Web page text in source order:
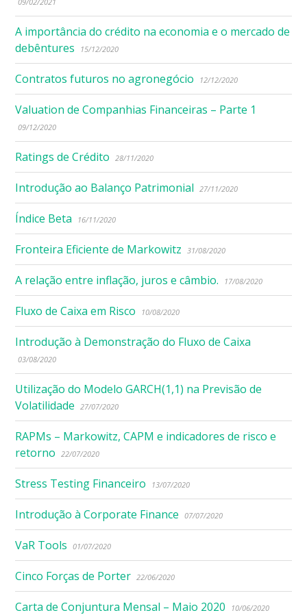
A importância do crédito na economia e o mercado de
debêntures
15/12/2020
Contratos futuros no agronegócio 12/12/2020
Valuation de Companhias Financeiras – Parte 1
09/12/2020
Ratings de Crédito 28/11/2020
Introdução ao Balanço Patrimonial 27/11/2020
Índice Beta 16/11/2020
Fronteira Eficiente de Markowitz 31/08/2020
A relação entre inflação, juros e câmbio. 17/08/2020
Fluxo de Caixa em Risco 10/08/2020
Introdução à Demonstração do Fluxo de Caixa
03/08/2020
Utilização do Modelo GARCH(1,1) na Previsão de
Volatilidade
27/07/2020
RAPMs – Markowitz, CAPM e indicadores de risco e
retorno
22/07/2020
Stress Testing Financeiro 13/07/2020
Introdução à Corporate Finance 07/07/2020
VaR Tools 01/07/2020
Cinco Forças de Porter 22/06/2020
Carta de Conjuntura Mensal – Maio 2020 10/06/2020